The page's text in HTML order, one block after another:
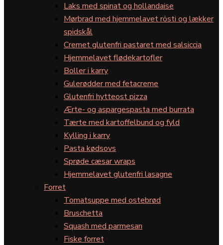
Laks med spinat og hollandaise
Mørbrad med hjemmelavet rösti og lækker
spidskål
Cremet glutenfri pastaret med salsiccia
Hjemmelavet flødekartofler
Boller i karry
Gulerødder med fetacreme
Glutenfri hytteost pizza
Ærte- og aspargespasta med burrata
Tærte med kartoffelbund og fyld
Kylling i karry
Pasta kødsovs
Sprøde cæsar wraps
Hjemmelavet glutenfri lasagne
Forret
Tomatsuppe med ostebrød
Bruschetta
Squash med parmesan
Fiske forret